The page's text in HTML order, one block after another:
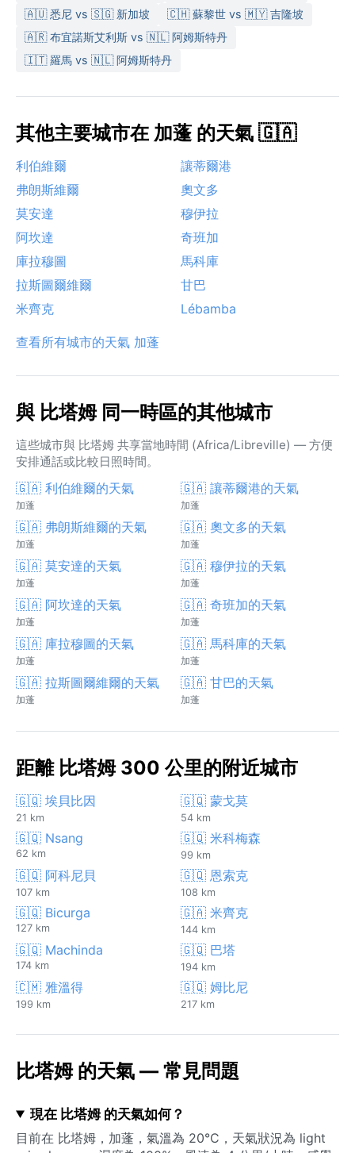
🇦🇺 悉尼 vs 🇸🇬 新加坡
🇨🇭 蘇黎世 vs 🇲🇾 吉隆坡
🇦🇷 布宜諾斯艾利斯 vs 🇳🇱 阿姆斯特丹
🇮🇹 羅馬 vs 🇳🇱 阿姆斯特丹
其他主要城市在 加蓬 的天氣 🇬🇦
利伯維爾
讓蒂爾港
弗朗斯維爾
奧文多
莫安達
穆伊拉
阿坎達
奇班加
庫拉穆圖
馬科庫
拉斯圖爾維爾
甘巴
米齊克
Lébamba
查看所有城市的天氣 加蓬
與 比塔姆 同一時區的其他城市
這些城市與 比塔姆 共享當地時間 (Africa/Libreville) — 方便
安排通話或比較日照時間。
🇬🇦 利伯維爾的天氣
加蓬
🇬🇦 讓蒂爾港的天氣
加蓬
🇬🇦 弗朗斯維爾的天氣
加蓬
🇬🇦 奧文多的天氣
加蓬
🇬🇦 莫安達的天氣
加蓬
🇬🇦 穆伊拉的天氣
加蓬
🇬🇦 阿坎達的天氣
加蓬
🇬🇦 奇班加的天氣
加蓬
🇬🇦 庫拉穆圖的天氣
加蓬
🇬🇦 馬科庫的天氣
加蓬
🇬🇦 拉斯圖爾維爾的天氣
加蓬
🇬🇦 甘巴的天氣
加蓬
距離 比塔姆 300 公里的附近城市
🇬🇶 埃貝比因
21 km
🇬🇶 蒙戈莫
54 km
🇬🇶 Nsang
62 km
🇬🇶 米科梅森
99 km
🇬🇶 阿科尼貝
107 km
🇬🇶 恩索克
108 km
🇬🇶 Bicurga
127 km
🇬🇦 米齊克
144 km
🇬🇶 Machinda
174 km
🇬🇶 巴塔
194 km
🇨🇲 雅溫得
199 km
🇬🇶 姆比尼
217 km
比塔姆 的天氣 — 常見問題
現在 比塔姆 的天氣如何？
目前在 比塔姆，加蓬，氣溫為 20°C，天氣狀況為 light